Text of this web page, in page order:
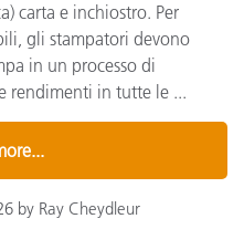
carta e inchiostro. Per
gli stampatori devono
in un processo di
rendimenti in tutte le ...
by Ray Cheydleur